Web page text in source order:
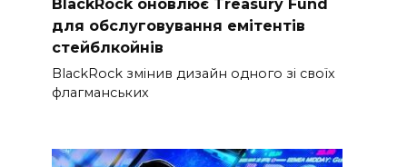
для обслуговування емітентів
стейблкойнів
BlackRock змінив дизайн одного зі своїх
флагманських